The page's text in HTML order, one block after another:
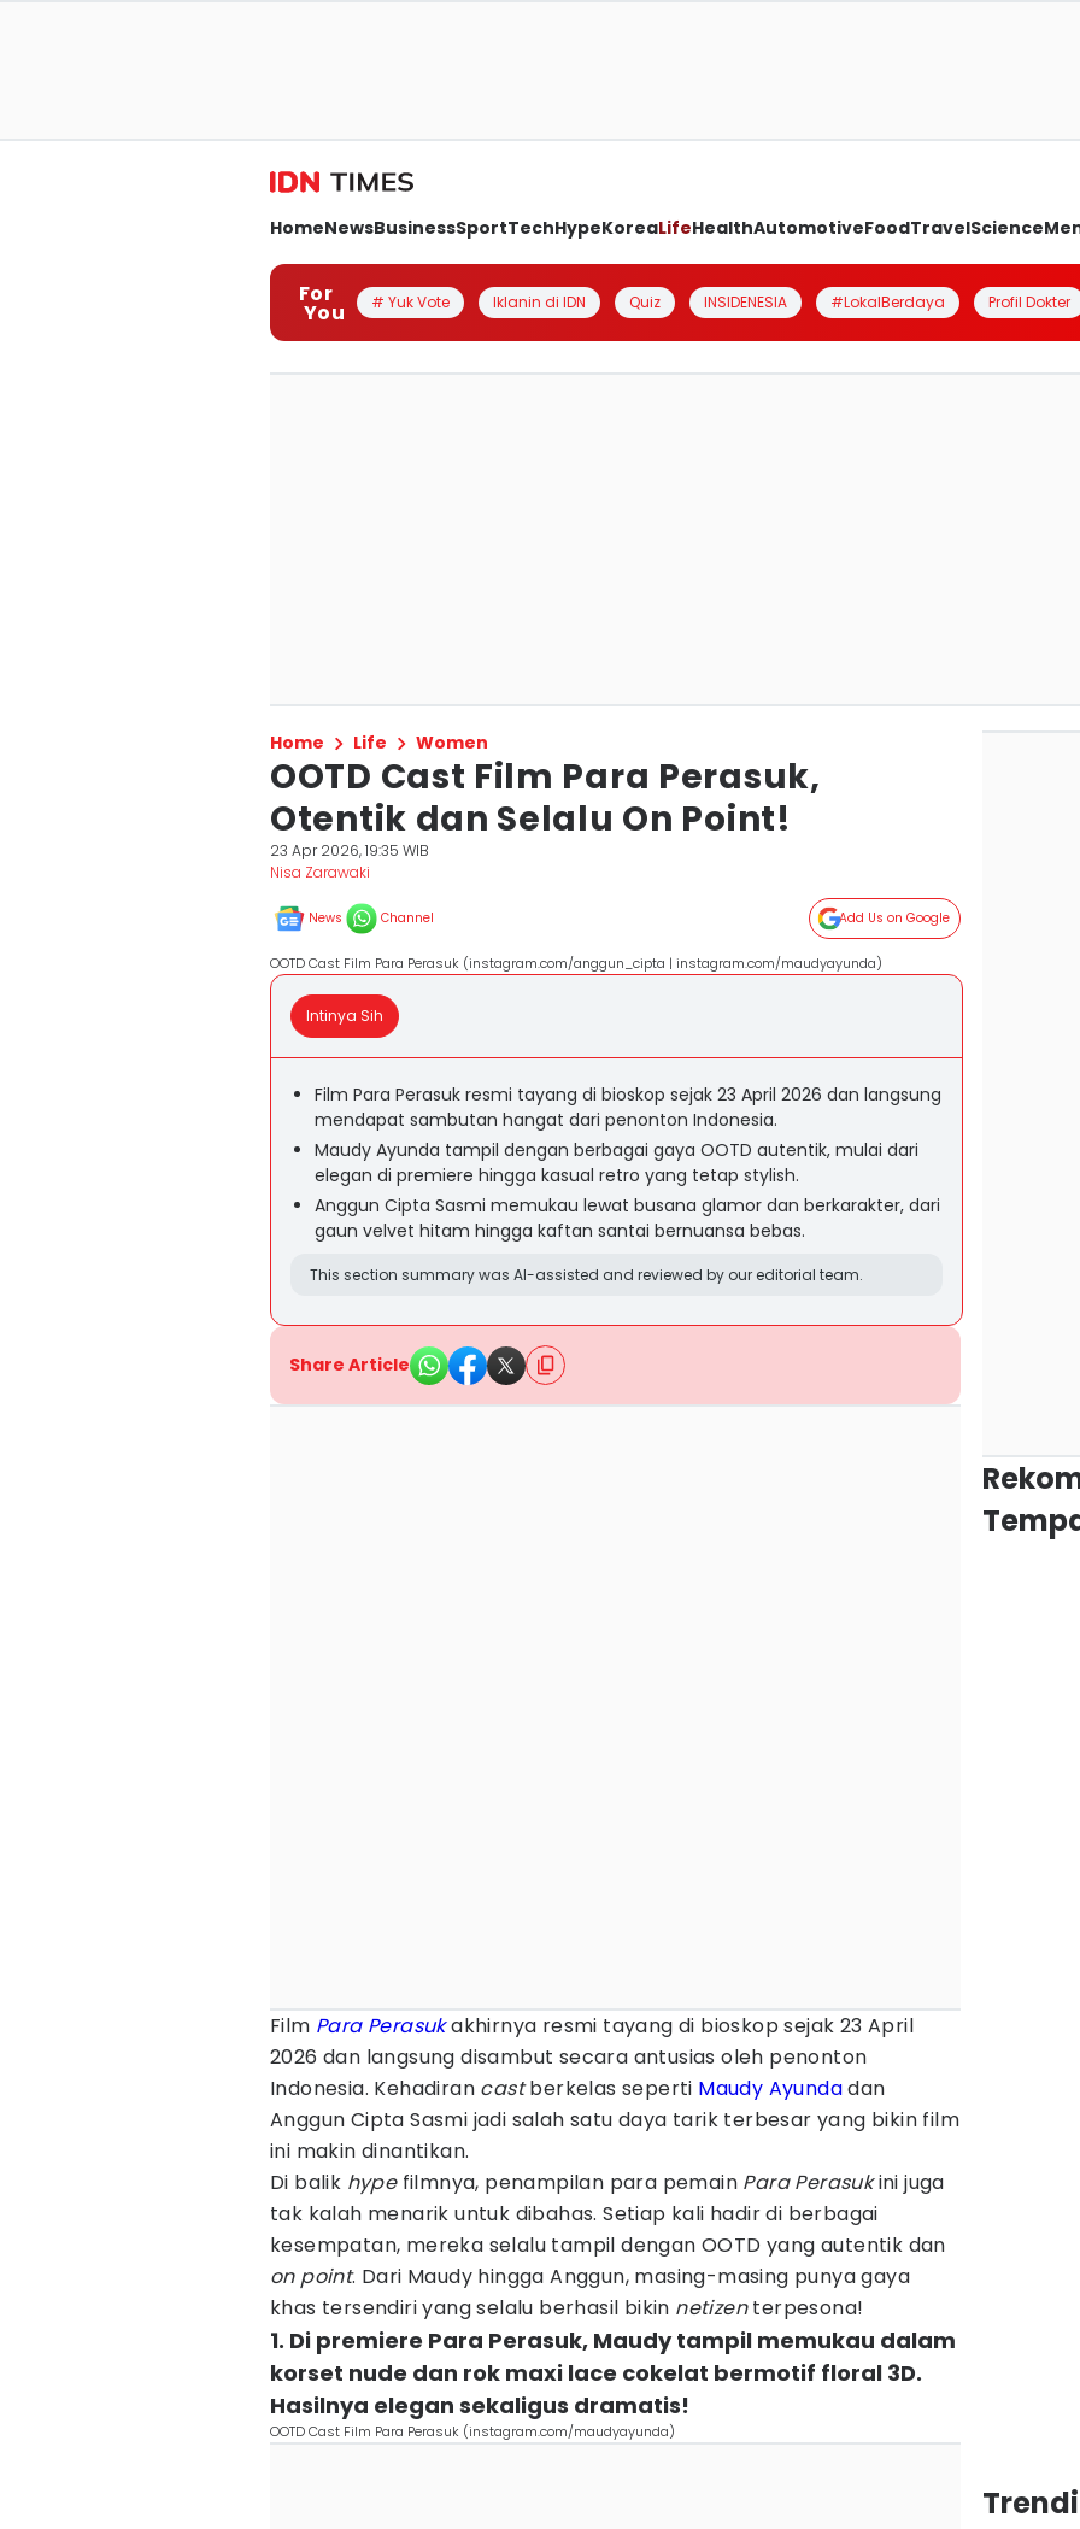
HomeNewsBusinessSportTechHypeKoreaLifeHealthAutomotiveFoodTravelScience
For
You # Yuk Vote Iklanin di IDN Quiz INSIDENESIA #LokalBerdaya Profil Dokter
Home Life Women
OOTD Cast Film Para Perasuk,
Otentik dan Selalu On Point!
23 Apr 2026, 19:35 WIB
Nisa Zarawaki
News Channel Add Us on Google
OOTD Cast Film Para Perasuk (instagram.com/anggun_cipta | instagram.com/maudyayunda)
Intinya Sih
Film Para Perasuk resmi tayang di bioskop sejak 23 April 2026 dan langsung
mendapat sambutan hangat dari penonton Indonesia.
Maudy Ayunda tampil dengan berbagai gaya OOTD autentik, mulai dari
elegan di premiere hingga kasual retro yang tetap stylish.
Anggun Cipta Sasmi memukau lewat busana glamor dan berkarakter, dari
gaun velvet hitam hingga kaftan santai bernuansa bebas.
This section summary was AI-assisted and reviewed by our editorial team.
Share Article
Film Para Perasukakhirnya resmi tayang di bioskop sejak 23 April
2026 dan langsung disambut secara antusias oleh penonton
Indonesia. Kehadiran castberkelas seperti Maudy Ayundadan
Anggun Cipta Sasmi jadi salah satu daya tarik terbesar yang bikin film
ini makin dinantikan.
Di balik hypefilmnya, penampilan para pemain Para Perasukini juga
tak kalah menarik untuk dibahas. Setiap kali hadir di berbagai
kesempatan, mereka selalu tampil dengan OOTD yang autentik dan
on point. Dari Maudy hingga Anggun, masing-masing punya gaya
khas tersendiri yang selalu berhasil bikin netizenterpesona!
1. Di premiere Para Perasuk, Maudy tampil memukau dalam
korset nude dan rok maxi lace cokelat bermotif floral 3D.
Hasilnya elegan sekaligus dramatis!
OOTD Cast Film Para Perasuk (instagram.com/maudyayunda)